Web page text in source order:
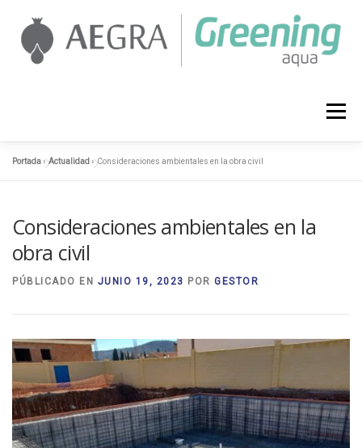
contenido
Menú
ACTUALIDAD
Portada»Actualidad »Consideraciones ambientales en la obra civil
Consideraciones ambientales en la
obra civil
PÚBLICADO EN JUNIO 19, 2023 POR GESTOR